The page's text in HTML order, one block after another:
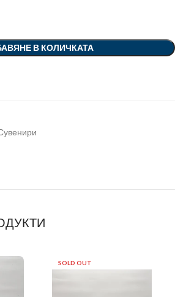
В КОЛИЧКАТА
SOLD OUT